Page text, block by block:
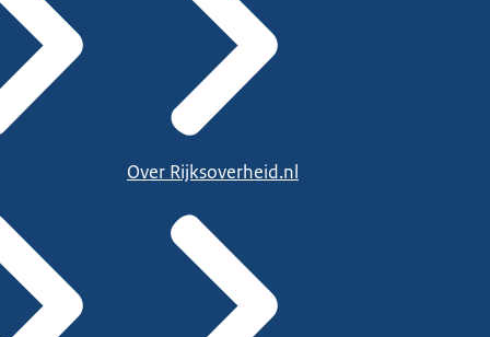
Over Rijksoverheid.nl